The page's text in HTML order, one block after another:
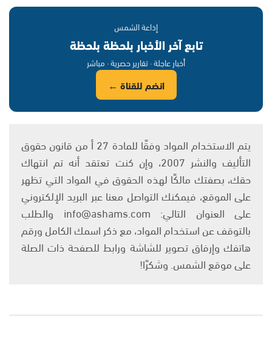
إذاعة الشمس
تابع آخر الأخبار بلحظة بلحظة
أخبار عاجلة · تقارير حصرية · مباشر
انضم للقناة ←
يتم الاستخدام المواد وفقًا للمادة 27 أ من قانون حقوق
التأليف والنشر 2007، وإن كنت تعتقد أنه تم انتهاك
حقك، بصفتك مالكًا لهذه الحقوق في المواد التي تظهر
على الموقع، فيمكنك التواصل معنا عبر البريد الإلكتروني
على العنوان التالي: info@ashams.com والطلب
بالتوقف عن استخدام المواد، مع ذكر اسمك الكامل ورقم
هاتفك وإرفاق تصوير للشاشة ورابط للصفحة ذات الصلة
على موقع الشمس. وشكرًا!